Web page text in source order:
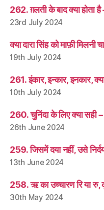
262. ग़लती के बाद क्या होता है
23rd July 2024
क्या दारा सिंह को माफ़ी मिलनी
19th July 2024
261. इंकार, इन्कार, इनकार,
10th July 2024
260. चुनिंदा के लिए क्या सही
26th June 2024
259. जिसमें दया नहीं, उसे
13th June 2024
258. ऋ का उच्चारण रि या रु,
30th May 2024